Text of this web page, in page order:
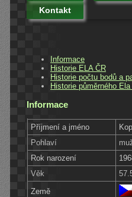
Kontakt
Informace
Historie ELA ČR
Historie počtu bodů a
Historie půměrného
Informace
Příjmení a jméno
Pohlaví
Rok narození
Věk
Země